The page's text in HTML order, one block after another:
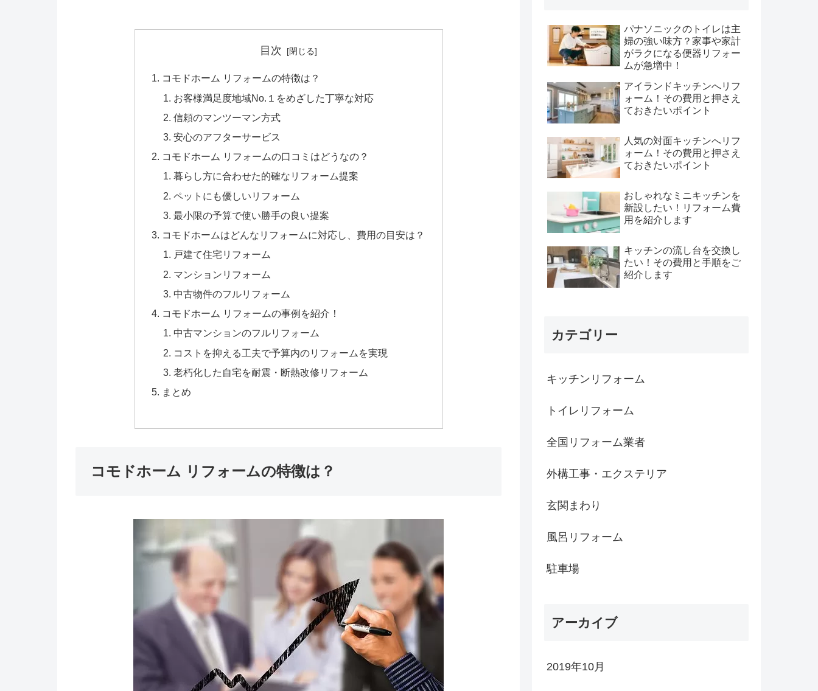
目次
コモドホーム リフォームの特徴は？
お客様満足度地域No.１をめざした丁寧な対応
信頼のマンツーマン方式
安心のアフターサービス
コモドホーム リフォームの口コミはどうなの？
暮らし方に合わせた的確なリフォーム提案
ペットにも優しいリフォーム
最小限の予算で使い勝手の良い提案
コモドホームはどんなリフォームに対応し、費用の目安は？
戸建て住宅リフォーム
マンションリフォーム
中古物件のフルリフォーム
コモドホーム リフォームの事例を紹介！
中古マンションのフルリフォーム
コストを抑える工夫で予算内のリフォームを実現
老朽化した自宅を耐震・断熱改修リフォーム
まとめ
コモドホーム リフォームの特徴は？
パナソニックのトイレは主
婦の強い味方？家事や家計
がラクになる便器リフォー
ムが急増中！
アイランドキッチンへリフ
ォーム！その費用と押さえ
ておきたいポイント
人気の対面キッチンへリフ
ォーム！その費用と押さえ
ておきたいポイント
おしゃれなミニキッチンを
新設したい！リフォーム費
用を紹介します
キッチンの流し台を交換し
たい！その費用と手順をご
紹介します
カテゴリー
キッチンリフォーム
トイレリフォーム
全国リフォーム業者
外構工事・エクステリア
玄関まわり
風呂リフォーム
駐車場
アーカイブ
2019年10月